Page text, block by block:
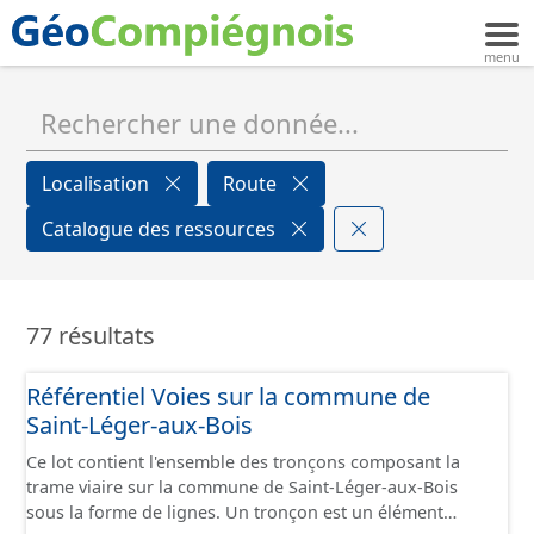
Localisation
Route
Catalogue des ressources
77 résultats
Référentiel Voies sur la commune de
Saint-Léger-aux-Bois
Ce lot contient l'ensemble des tronçons composant la
trame viaire sur la commune de Saint-Léger-aux-Bois
sous la forme de lignes. Un tronçon est un élément